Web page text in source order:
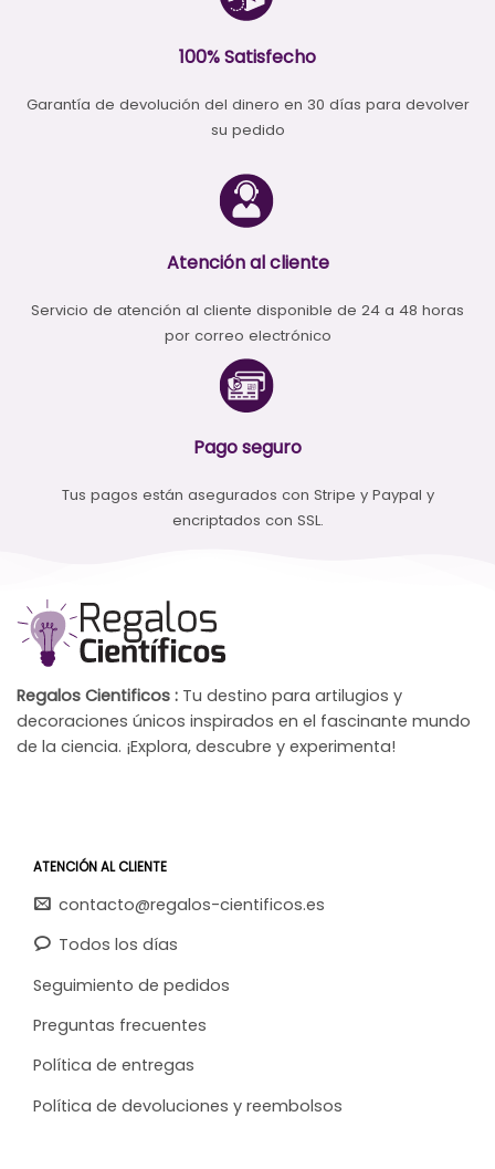
100% Satisfecho
Garantía de devolución del dinero en 30 días para devolver
su pedido
Atención al cliente
Servicio de atención al cliente disponible de 24 a 48 horas
por correo electrónico
Pago seguro
Tus pagos están asegurados con Stripe y Paypal y
encriptados con SSL.
Regalos Cientificos : Tu destino para artilugios y
decoraciones únicos inspirados en el fascinante mundo
de la ciencia. ¡Explora, descubre y experimenta!
ATENCIÓN AL CLIENTE
contacto@regalos-cientificos.es
Todos los días
Seguimiento de pedidos
Preguntas frecuentes
Política de entregas
Política de devoluciones y reembolsos